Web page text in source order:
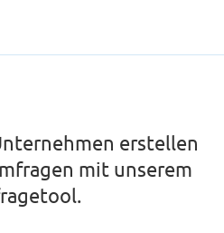
erstellen
mit unserem